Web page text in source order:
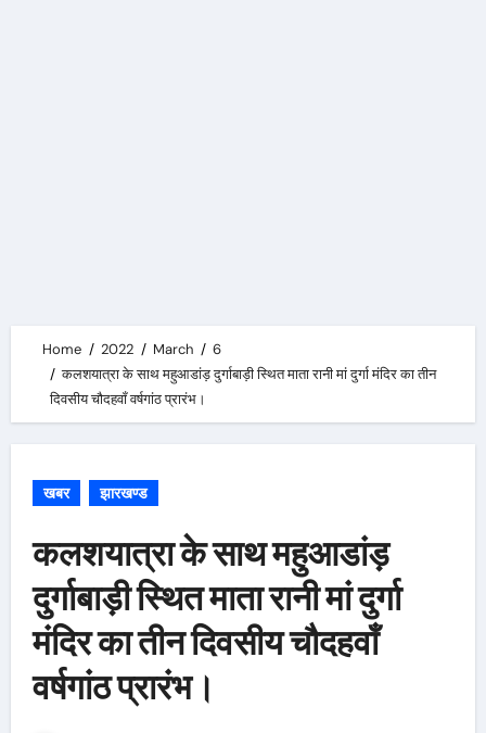
Home 2022 March
6
कलशयात्रा के साथ महुआडांड़ दुर्गाबाड़ी स्थित माता रानी मां दुर्गा मंदिर का तीन
दिवसीय चौदहवॉं वर्षगांठ प्रारंभ।
खबर झारखण्ड
कलशयात्रा के साथ महुआडांड़
दुर्गाबाड़ी स्थित माता रानी मां दुर्गा
मंदिर का तीन दिवसीय चौदहवॉं
वर्षगांठ प्रारंभ।